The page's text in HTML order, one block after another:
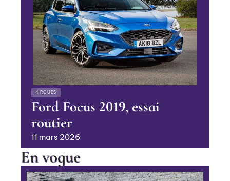
4 ROUES
Ford Focus 2019, essai
routier
11 mars 2026
En vogue